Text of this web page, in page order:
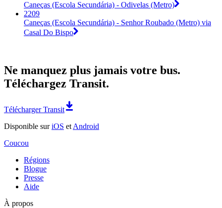
Caneças (Escola Secundária) - Odivelas (Metro)
2209
Caneças (Escola Secundária) - Senhor Roubado (Metro) via
Casal Do Bispo
Ne manquez plus jamais votre bus.
Téléchargez Transit.
Télécharger Transit
Disponible suriOS et Android
Coucou
Régions
Blogue
Presse
Aide
À propos